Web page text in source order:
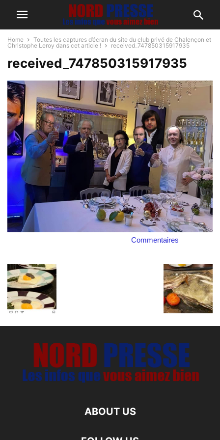
Home
Toutes les captures d’écran du site du club privé de Chalençon et
Christophe Leroy dans cet article !
received_747850315917935
received_747850315917935
Commentaires
ABOUT US